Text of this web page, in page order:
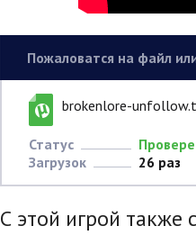
Пожаловатся на файл
brokenlore-
Статус
Загрузок
26 раз
С этой игрой также